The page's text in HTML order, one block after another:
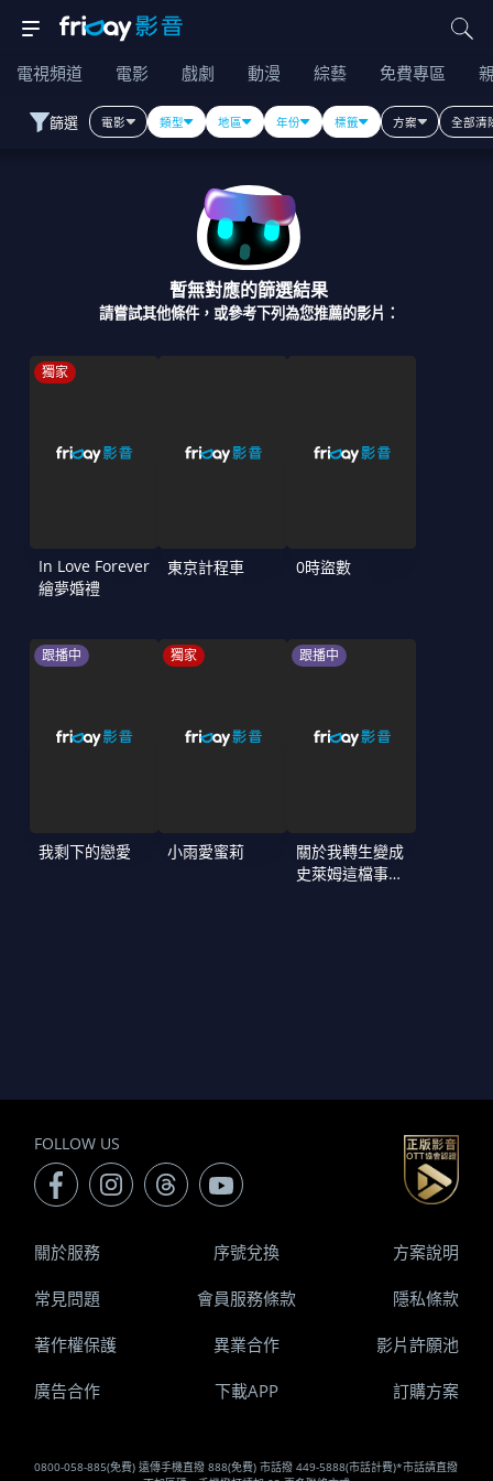
電視頻道 電影 戲劇 動漫 綜藝 免費專區
篩選 電影 類型 地區 年份 標籤 方案 全部清
暫無對應的篩選結果
請嘗試其他條件，或參考下列為您推薦的影片：
獨家
In Love Forever
繪夢婚禮
東京計程車 0時盜數
跟播中
我剩下的戀愛
獨家
小雨愛蜜莉
跟播中
關於我轉生變成
史萊姆這檔事
FOLLOW US
0800-058-885(免費) 遠傳手機直撥 888(免費) 市話撥 449-5888(市話計費)*市話請直撥
關於服務 序號兌換 方案說明
常見問題 會員服務條款 隱私條款
著作權保護 異業合作 影片許願池
廣告合作 下載APP 訂購方案